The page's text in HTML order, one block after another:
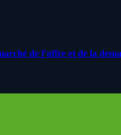
de l’offre et de la